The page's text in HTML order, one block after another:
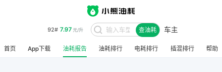
92# 7.97元/升 查油耗 车主
首页 App下载 油耗报告 油耗排行 电耗排行 插混排行 帮助